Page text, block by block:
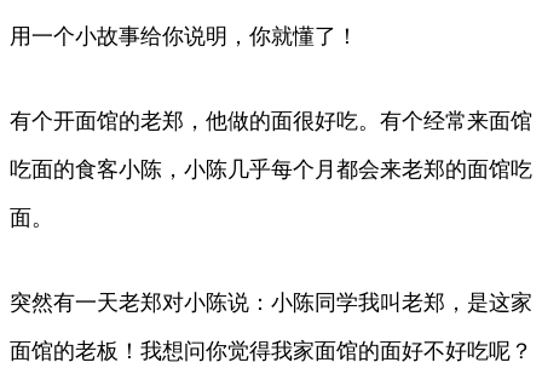
用一个小故事给你说明，你就懂了！
有个开面馆的老郑，他做的面很好吃。有个经常来面馆
吃面的食客小陈，小陈几乎每个月都会来老郑的面馆吃
面。
突然有一天老郑对小陈说：小陈同学我叫老郑，是这家
面馆的老板！我想问你觉得我家面馆的面好不好吃呢？